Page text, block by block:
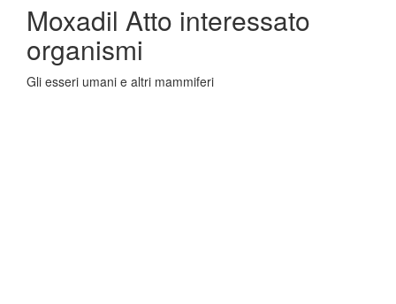
Moxadil Atto interessato
organismi
Gli esseri umani e altri mammiferi